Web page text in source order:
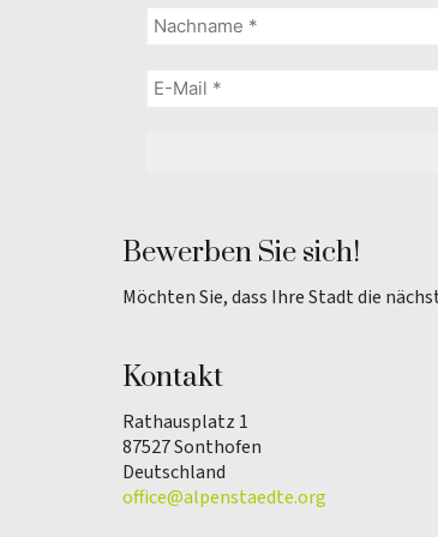
Bewerben Sie sich!
Möchten Sie, dass Ihre Stadt die
Kontakt
Rathausplatz 1
87527 Sonthofen
Deutschland
office@alpenstaedte.org